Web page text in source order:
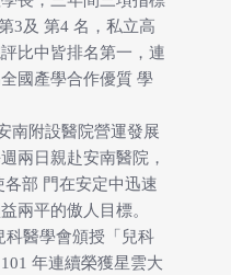
3及 第4 名，私立高
比中皆排名第一，連
國產學合作優質 學
南附設醫院營運發展
兩日親赴安南醫院，
各部 門在安定中迅速
兩平的傲人目標。
科醫學會頒授「兒科
年連續榮獲星雲大